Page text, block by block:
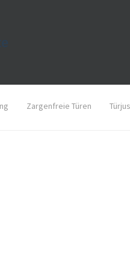
Zargenfreie Türen